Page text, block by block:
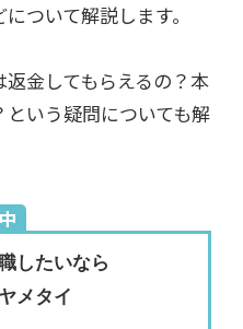
ついて解説します。
金してもらえるの？本
いう疑問についても解
したいなら
メタイ